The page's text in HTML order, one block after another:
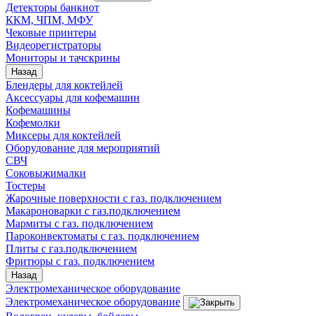
Детекторы банкнот
ККМ, ЧПМ, МФУ
Чековые принтеры
Видеорегистраторы
Мониторы и тачскрины
Назад
Блендеры для коктейлей
Аксессуары для кофемашин
Кофемашины
Кофемолки
Миксеры для коктейлей
Оборудование для мероприятий
СВЧ
Соковыжималки
Тостеры
Жарочные поверхности с газ. подключением
Макароноварки с газ.подключением
Мармиты с газ. подключением
Пароконвектоматы с газ. подключением
Плиты с газ.подключением
Фритюры с газ. подключением
Назад
Электромеханическое оборудование
Электромеханическое оборудование